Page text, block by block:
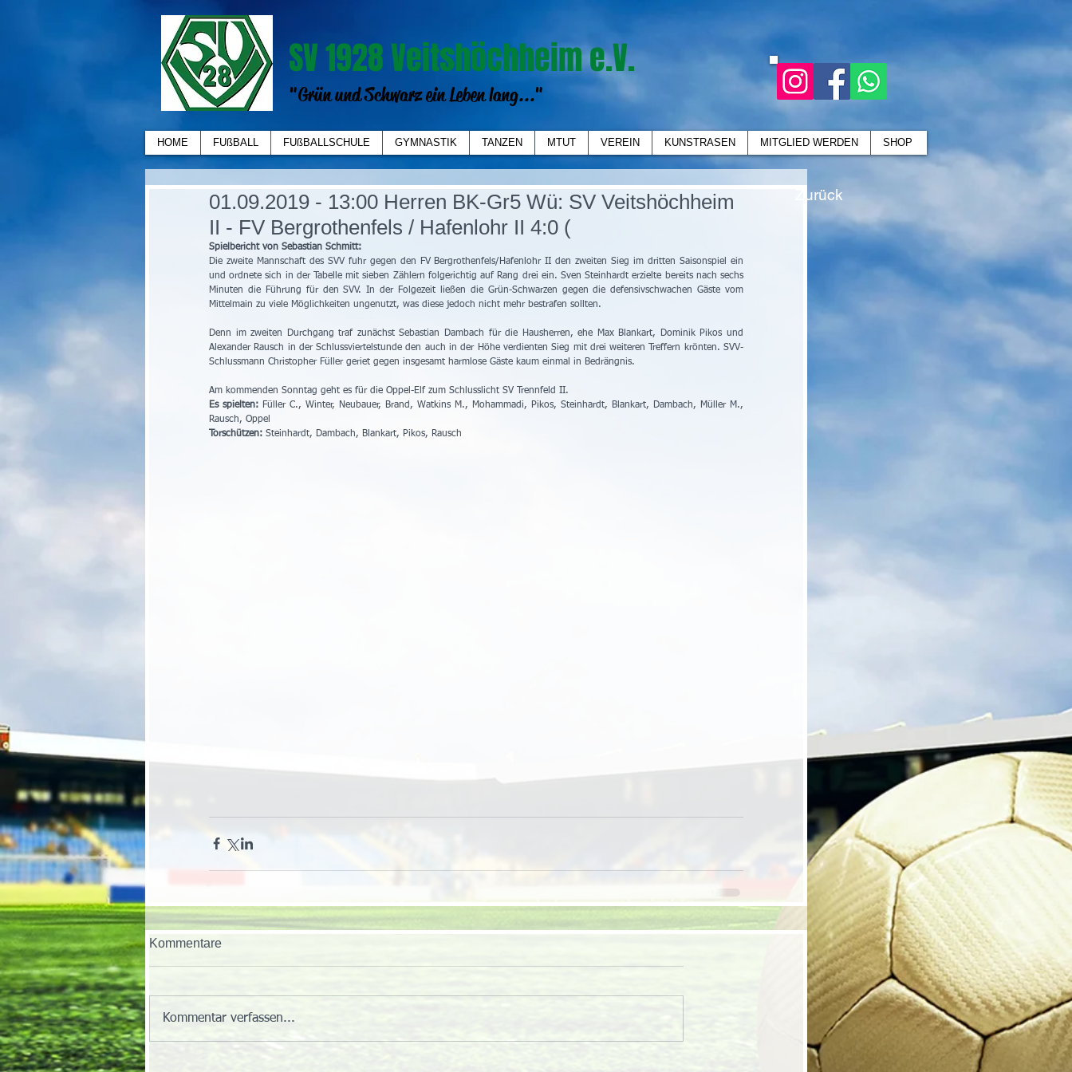
SV 1928 Veitshöchheim e.V.
"Grün und Schwarz ein Leben lang..."
HOME FUßBALL FUßBALLSCHULE GYMNASTIK TANZEN MTUT VEREIN KUNSTRASEN MITGLIED WERDEN SHOP
01.09.2019 - 13:00 Herren BK-Gr5 Wü: SV Veitshöchheim
II - FV Bergrothenfels / Hafenlohr II 4:0 (
Spielbericht von Sebastian Schmitt:
Die zweite Mannschaft des SVV fuhr gegen den FV Bergrothenfels/Hafenlohr II den zweiten Sieg im dritten Saisonspiel ein
und ordnete sich in der Tabelle mit sieben Zählern folgerichtig auf Rang drei ein. Sven Steinhardt erzielte bereits nach sechs
Minuten die Führung für den SVV. In der Folgezeit ließen die Grün-Schwarzen gegen die defensivschwachen Gäste vom
Mittelmain zu viele Möglichkeiten ungenutzt, was diese jedoch nicht mehr bestrafen sollten.
Denn im zweiten Durchgang traf zunächst Sebastian Dambach für die Hausherren, ehe Max Blankart, Dominik Pikos und
Alexander Rausch in der Schlussviertelstunde den auch in der Höhe verdienten Sieg mit drei weiteren Treffern krönten. SVV-
Schlussmann Christopher Füller geriet gegen insgesamt harmlose Gäste kaum einmal in Bedrängnis.
Am kommenden Sonntag geht es für die Oppel-Elf zum Schlusslicht SV Trennfeld II.
Es spielten: Füller C., Winter, Neubauer, Brand, Watkins M., Mohammadi, Pikos, Steinhardt, Blankart, Dambach, Müller M.,
Rausch, Oppel
Torschützen: Steinhardt, Dambach, Blankart, Pikos, Rausch
Kommentare
Kommentar verfassen...
Zurück